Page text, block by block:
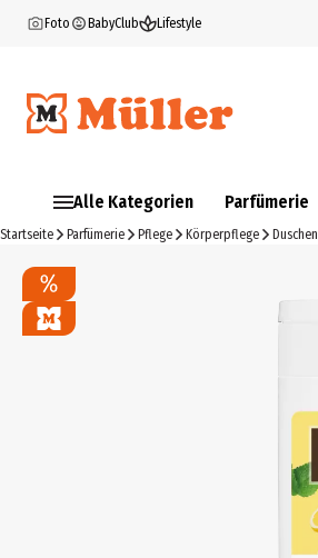
Foto BabyClub Lifestyle
Alle Kategorien Parfümerie
Startseite Parfümerie Pflege Körperpflege Duschen